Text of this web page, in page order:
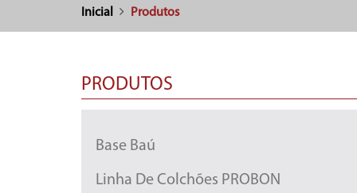
Inicial Produtos
PRODUTOS
Base Baú
Linha De Colchões PROBON